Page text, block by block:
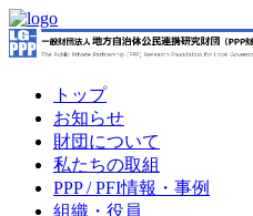
トップ
お知らせ
財団について
私たちの取組
PPP / PFI情報・事例
組織・役員